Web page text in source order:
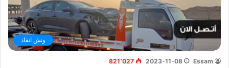
ونش انقاذ
Essam
2023-11-08 821٬027